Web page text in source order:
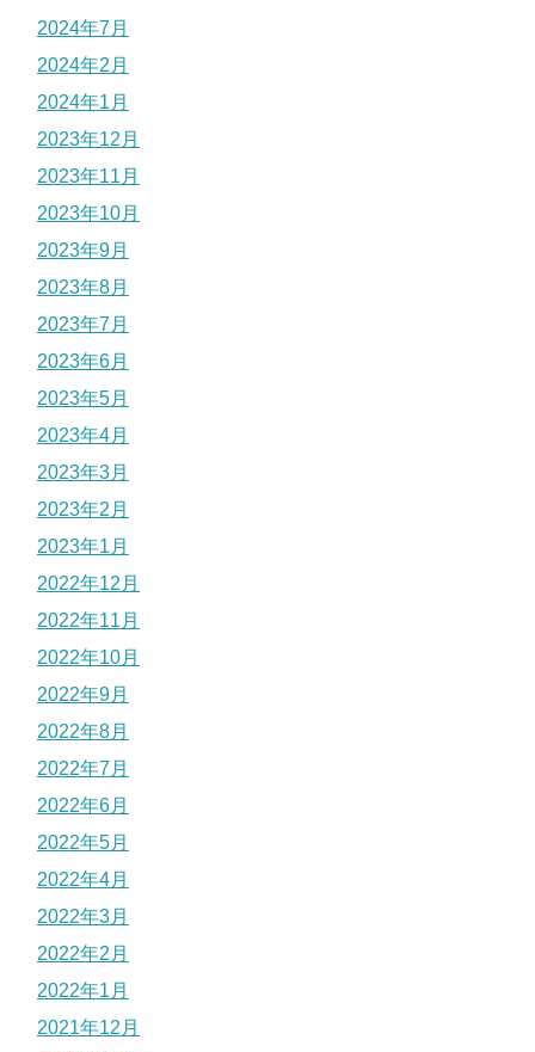
2024年7月
2024年2月
2024年1月
2023年12月
2023年11月
2023年10月
2023年9月
2023年8月
2023年7月
2023年6月
2023年5月
2023年4月
2023年3月
2023年2月
2023年1月
2022年12月
2022年11月
2022年10月
2022年9月
2022年8月
2022年7月
2022年6月
2022年5月
2022年4月
2022年3月
2022年2月
2022年1月
2021年12月